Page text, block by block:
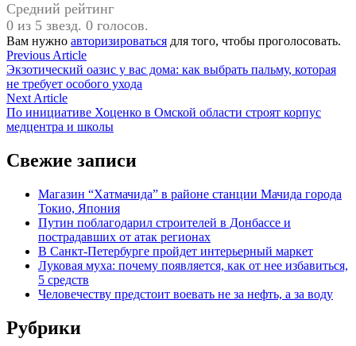
Средний рейтинг
0 из 5 звезд. 0 голосов.
Вам нужно авторизироваться для того, чтобы проголосовать.
Навигация
по
записям
Previous ArticlePrevious
article:
Экзотический оазис у вас дома: как выбрать пальму, которая
не требует особого ухода
Next ArticleNext
article:
По инициативе Хоценко в Омской области строят корпус
медцентра и школы
Свежие записи
Магазин “Хатмачида” в районе станции Мачида города
Токио, Япония
Путин поблагодарил строителей в Донбассе и
пострадавших от атак регионах
В Санкт-Петербурге пройдет интерьерный маркет
Луковая муха: почему появляется, как от нее избавиться,
5 средств
Человечеству предстоит воевать не за нефть, а за воду
Рубрики